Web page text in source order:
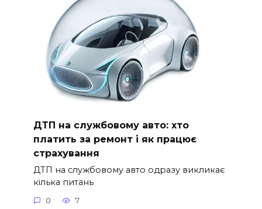
ДТП на службовому авто: хто
платить за ремонт і як працює
страхування
ДТП на службовому авто одразу викликає
кілька питань
0 7